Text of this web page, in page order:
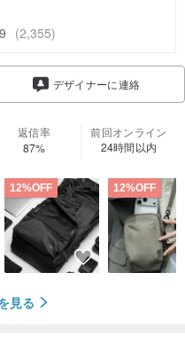
(2,355)
デザイナーに連絡
返信率
87%
前回オンライン
24時間以内
12%OFF 12%OFF
見る